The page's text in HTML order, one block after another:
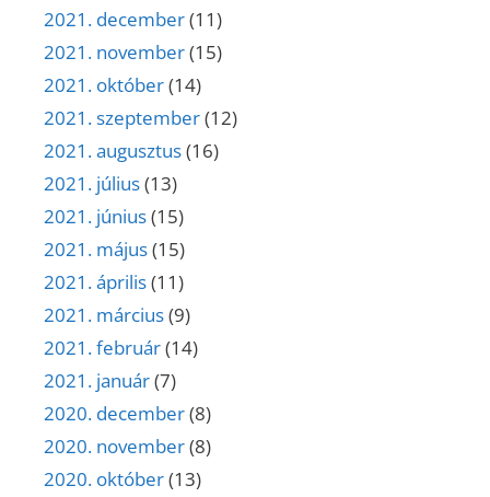
2021. december(11)
2021. november(15)
2021. október(14)
2021. szeptember(12)
2021. augusztus(16)
2021. július(13)
2021. június(15)
2021. május(15)
2021. április(11)
2021. március(9)
2021. február(14)
2021. január(7)
2020. december(8)
2020. november(8)
2020. október(13)